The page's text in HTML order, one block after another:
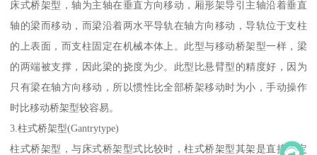
床式桥架型，轴为主轴在垂直方向移动，厢形架导引主轴沿着垂直
轴的梁而移动，而梁沿着两水平导轨在轴方向移动，导轨位于支柱
的上表面，而支柱固定在机械本体上。此型与移动桥架型一样，梁
的两端被支撑，因此梁的挠度为少。此型比悬臂型的精度好，因为
只有梁在轴方向移动，所以惯性比全部桥架移动时为小，手动操作
时比移动桥架型较容易。
3.柱式桥架型(Gantrytype)
柱式桥架型，与床式桥架型式比较时，柱式桥架型其架是直接固定